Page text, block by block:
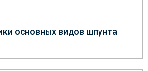
основных видов шпунта